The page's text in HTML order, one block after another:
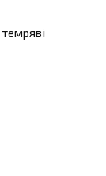
темряві